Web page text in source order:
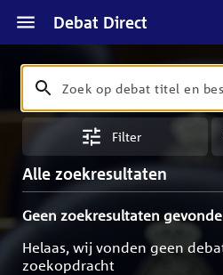
Debat Direct
Zoeken
Zoek
op
en
beschrijving
Filter
Alle zoekresultaten
Geen zoekresultaten
Helaas, wij vonden geen
zoekopdracht